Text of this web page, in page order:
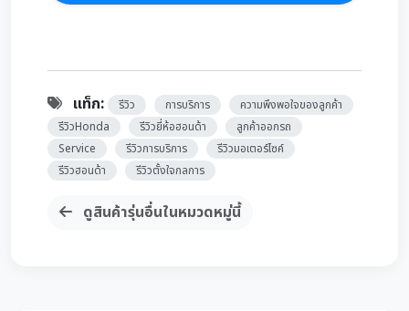
แท็ก: รีวิว การบริการ
ความพึงพอใจของลูกค้า
รีวิวHonda
รีวิวยี่ห้อฮอนด้า
ลูกค้าออกรถ
Service
รีวิวการบริการ
รีวิวมอเตอร์ไซค์
รีวิวฮอนด้า
รีวิวตั้งใจกลการ
ดูสินค้ารุ่นอื่นในหมวดหมู่นี้